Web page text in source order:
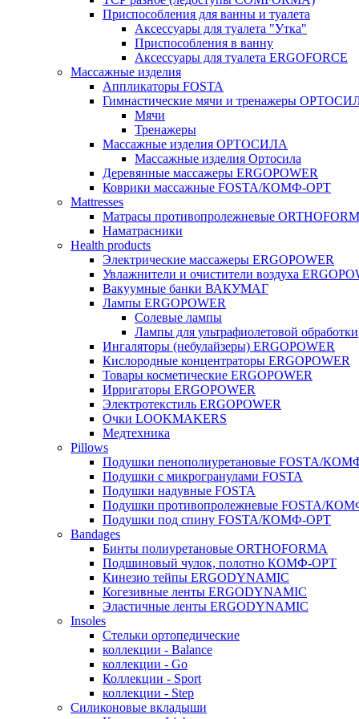
Приспособления для ванны и туалета
Аксессуары для туалета "Утка"
Приспособления в ванну
Аксессуары для туалета ERGOFORCE
Массажные изделия
Аппликаторы FOSTA
Гимнастические мячи и тренажеры
Мячи
Тренажеры
Массажные изделия ОРТОСИЛА
Массажные изделия Ортосила
Деревянные массажеры ERGOPOWER
Коврики массажные FOSTA/КОМФ-ОРТ
Мattresses
Матрасы противопролежневые
Наматрасники
Health products
Электрические массажеры ERGOPOWER
Увлажнители и очистители воздуха
Вакуумные банки ВАКУМАГ
Лампы ERGOPOWER
Солевые лампы
Лампы для ультрафиолетовой обработки
Ингаляторы (небулайзеры) ERGOPOWER
Кислородные концентраторы ERGOPOWER
Товары косметические ERGOPOWER
Ирригаторы ERGOPOWER
Электротекстиль ERGOPOWER
Очки LOOKMAKERS
Медтехника
Pillows
Подушки пенополиуретановые FOSTA/
Подушки с микрогранулами FOSTA
Подушки надувные FOSTA
Подушки противопролежневые FOSTA/
Подушки под спину FOSTA/КОМФ-ОРТ
Bandages
Бинты полиуретановые ORTHOFORMA
Подшиновый чулок, полотно КОМФ-ОРТ
Кинезио тейпы ERGODYNAMIC
Когезивные ленты ERGODYNAMIC
Эластичные ленты ERGODYNAMIC
Insoles
Стельки ортопедические
коллекции - Balance
коллекции - Go
Коллекции - Sport
коллекции - Step
Силиконовые вкладыши